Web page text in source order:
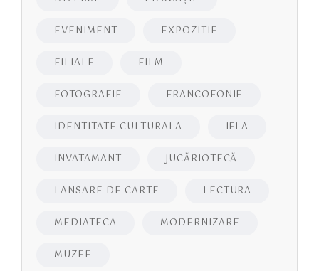
EVENIMENT EXPOZITIE
FILIALE FILM
FOTOGRAFIE FRANCOFONIE
IDENTITATE CULTURALA IFLA
INVATAMANT JUCĂRIOTECĂ
LANSARE DE CARTE LECTURA
MEDIATECA MODERNIZARE
MUZEE